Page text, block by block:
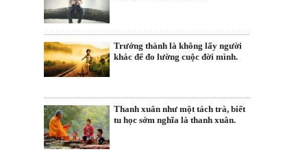
Trưởng thành là không lấy người
khác để đo lường cuộc đời mình.
Thanh xuân như một tách trà, biết
tu học sớm nghĩa là thanh xuân.